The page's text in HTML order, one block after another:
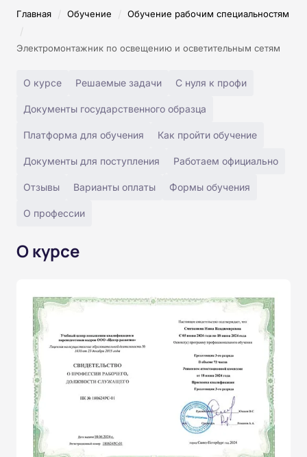
Главная / Обучение / Обучение рабочим специальностям
/
Электромонтажник по освещению и осветительным сетям
О курсе Решаемые задачи С нуля к профи
Документы государственного образца
Платформа для обучения Как пройти обучение
Документы для поступления Работаем официально
Отзывы Варианты оплаты Формы обучения
О профессии
О курсе